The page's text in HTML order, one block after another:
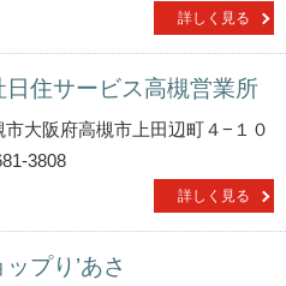
詳しく見る
日住サービス高槻営業所
市大阪府高槻市上田辺町４−１０
3808
詳しく見る
プり’あさ